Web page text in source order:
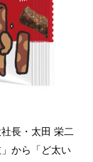
長・太田 栄二
から「ど太い